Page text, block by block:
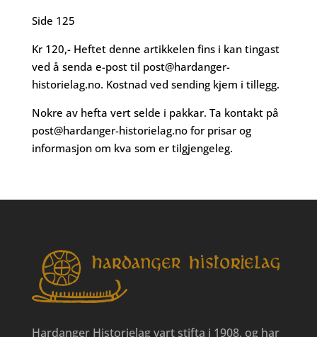
Side 125
Kr 120,- Heftet denne artikkelen fins i kan tingast
ved å senda e-post til post@hardanger-
historielag.no. Kostnad ved sending kjem i tillegg.
Nokre av hefta vert selde i pakkar. Ta kontakt på
post@hardanger-historielag.nofor prisar og
informasjon om kva som er tilgjengeleg.
Hardanger Historielag vart stifta i 1908, og har